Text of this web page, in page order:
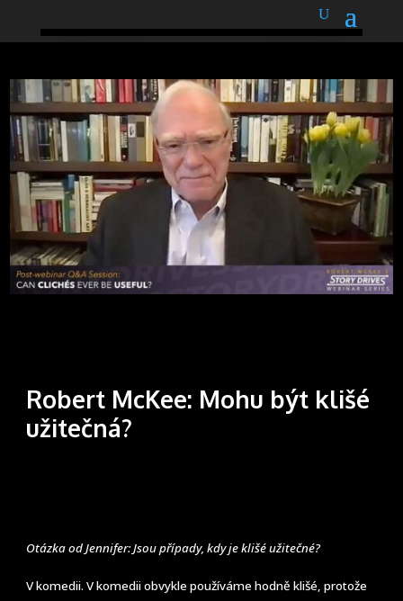
Robert McKee: Mohu být klišé
užitečná?
Otázka od Jennifer: Jsou případy, kdy je klišé užitečné?
V komedii. V komedii obvykle používáme hodně klišé, protože